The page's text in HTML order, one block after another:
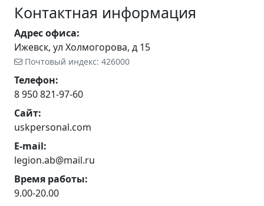
Контактная информация
Адрес офиса:
Ижевск, ул Холмогорова, д 15
Почтовый индекс: 426000
Телефон:
8 950 821-97-60
Сайт:
uskpersonal.com
E-mail:
legion.ab@mail.ru
Время работы:
9.00-20.00